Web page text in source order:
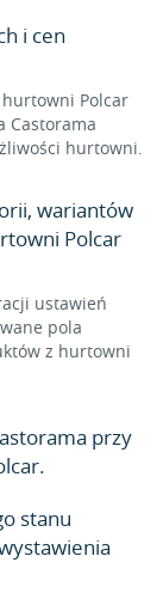
i cen
Polcar
Castorama
hurtowni.
wariantów
Polcar
ustawień
pola
z hurtowni
przy
stanu